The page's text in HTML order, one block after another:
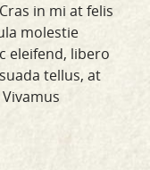
in mi at felis
molestie
eleifend, libero
tellus, at